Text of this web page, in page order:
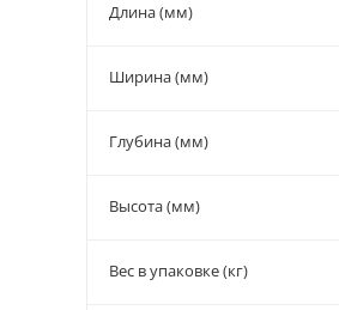
Длина (мм)
Ширина (мм)
Глубина (мм)
Высота (мм)
Вес в упаковке (кг)